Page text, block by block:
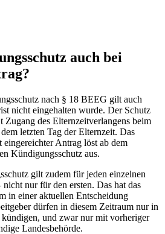
auch bei
nach § 18 BEEG gilt auch
nicht eingehalten wurde. Der Schutz
des Elternzeitverlangens beim
letzten Tag der Elternzeit. Das
eingereichter Antrag löst ab dem
Kündigungsschutz aus.
gilt zudem für jeden einzelnen
nur für den ersten. Das hat das
in einer aktuellen Entscheidung
dürfen in diesem Zeitraum nur in
und zwar nur mit vorheriger
Landesbehörde.